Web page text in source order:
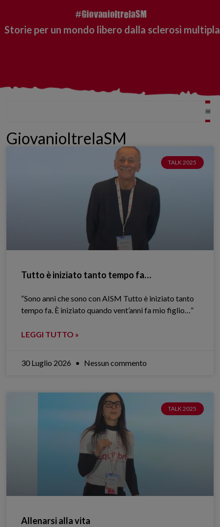
Storie per un mondo libero dalla sclerosi multipla
GiovanioltrelaSM
TALK 2025
Tutto è iniziato tanto tempo fa…
“Sono anni che sono con AISM Tutto è iniziato tanto
tempo fa. È iniziato quando vent’anni fa mio figlio…”
LEGGI TUTTO »
30 Luglio 2026 Nessun commento
TALK 2025
Allenarsi alla vita